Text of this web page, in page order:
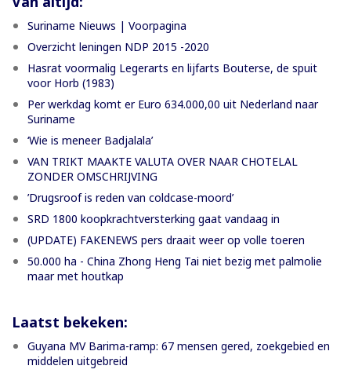
Suriname Nieuws | Voorpagina
Overzicht leningen NDP 2015 -2020
Hasrat voormalig Legerarts en lijfarts Bouterse, de spuit
voor Horb (1983)
Per werkdag komt er Euro 634.000,00 uit Nederland naar
Suriname
‘Wie is meneer Badjalala’
VAN TRIKT MAAKTE VALUTA OVER NAAR CHOTELAL
ZONDER OMSCHRIJVING
’Drugsroof is reden van coldcase-moord’
SRD 1800 koopkrachtversterking gaat vandaag in
(UPDATE) FAKENEWS pers draait weer op volle toeren
50.000 ha - China Zhong Heng Tai niet bezig met palmolie
maar met houtkap
Laatst bekeken:
Guyana MV Barima-ramp: 67 mensen gered, zoekgebied en
middelen uitgebreid